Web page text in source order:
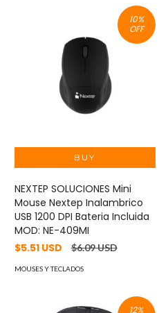
10%
OFF
NEXTEP SOLUCIONES Mini
Mouse Nextep Inalambrico
USB 1200 DPI Bateria Incluida
MOD: NE-409MI
$5.51 USD
$6.09 USD
MOUSES Y TECLADOS
12%